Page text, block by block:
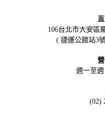
106台北市大安區
( 捷運公館站3
週一至週
(02)